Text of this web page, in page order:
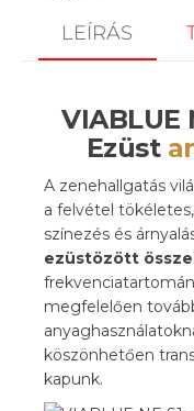
LEÍRÁS
VIABLUE
Ezüst
A zenehallgatás
a felvétel
színezés és
ezüstözött
megfelelően
köszönhetően
kapunk.